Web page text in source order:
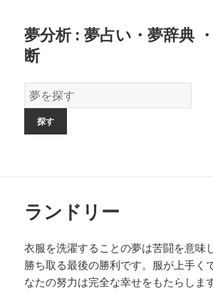
夢分析 : 夢占い・夢辞典
断
夢
の
ランドリー
衣服を洗濯することの夢は苦闘を意味
勝ち取る最後の勝利です。服が上手く
なたの努力は完全な幸せをもたらしま